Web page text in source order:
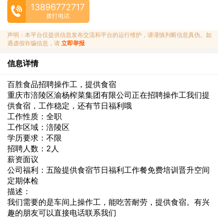
13896772717
拨打电话
声明：本平台仅提供信息发布交流和平台的运行维护，请谨慎判断信息真伪。如
遇虚假诈骗信息，请 立即举报
信息详情
百胜食品招聘操作工，提供食宿
重庆市涪陵区渝杨榨菜集团有限公司正在招聘操作工我们提
供食宿，工作稳定，还有节日福利哦
工作性质：全职
工作区域：涪陵区
学历要求：不限
招聘人数：2人
薪资面议
公司福利：五险提供食宿节日福利工作餐免费培训晋升空间
定期体检
描述：
我们需要的是车间上操作工，能吃苦耐劳，提供食宿。有兴
趣的朋友可以直接电话联系我们